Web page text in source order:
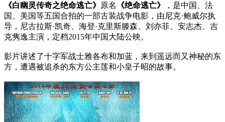
《白幽灵传奇之绝命逃亡》 原名 《绝命逃亡》
，是中国、法
国、美国等五国合拍的一部古装战争电影，由尼克·鲍威尔执
导，尼古拉斯·凯奇、海登·克里斯滕森、刘亦菲、安志杰、吉
克隽逸主演，定档2015年中国大陆公映。
影片讲述了十字军战士雅各布和加蓝，来到遥远而又神秘的东
方，遭遇被追杀的东方公主莲和小皇子昭的故事。